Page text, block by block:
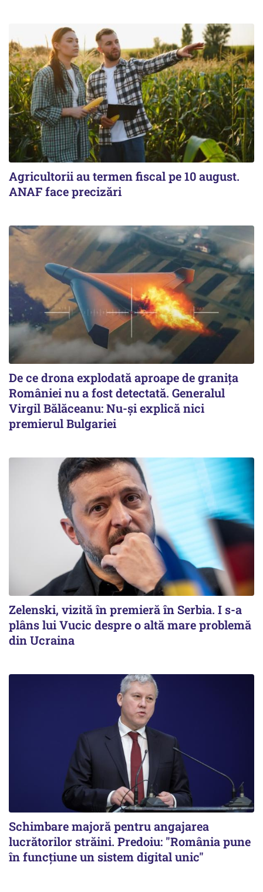
Agricultorii au termen fiscal pe 10 august.
ANAF face precizări
De ce drona explodată aproape de granița
României nu a fost detectată. Generalul
Virgil Bălăceanu: Nu-și explică nici
premierul Bulgariei
Zelenski, vizită în premieră în Serbia. I s-a
plâns lui Vucic despre o altă mare problemă
din Ucraina
Schimbare majoră pentru angajarea
lucrătorilor străini. Predoiu: "România pune
în funcțiune un sistem digital unic"